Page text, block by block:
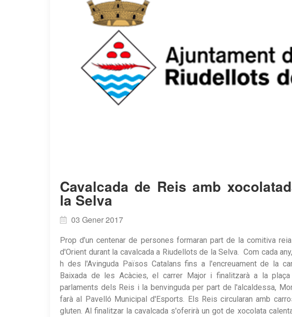
Cavalcada de Reis amb
la Selva
03 Gener 2017
Prop d’un centenar de persones formaran part de la comitiva
d'Orient durant la cavalcada a Riudellots de la Selva. Com cada
h des l'Avinguda Països Catalans fins a l'encreuament de la
Baixada de les Acàcies, el carrer Major i finalitzarà a la
parlaments dels Reis i la benvinguda per part de l'alcaldessa,
farà al Pavelló Municipal d'Esports. Els Reis circularan amb
gluten. Al finalitzar la cavalcada s'oferirà un got de xocolata